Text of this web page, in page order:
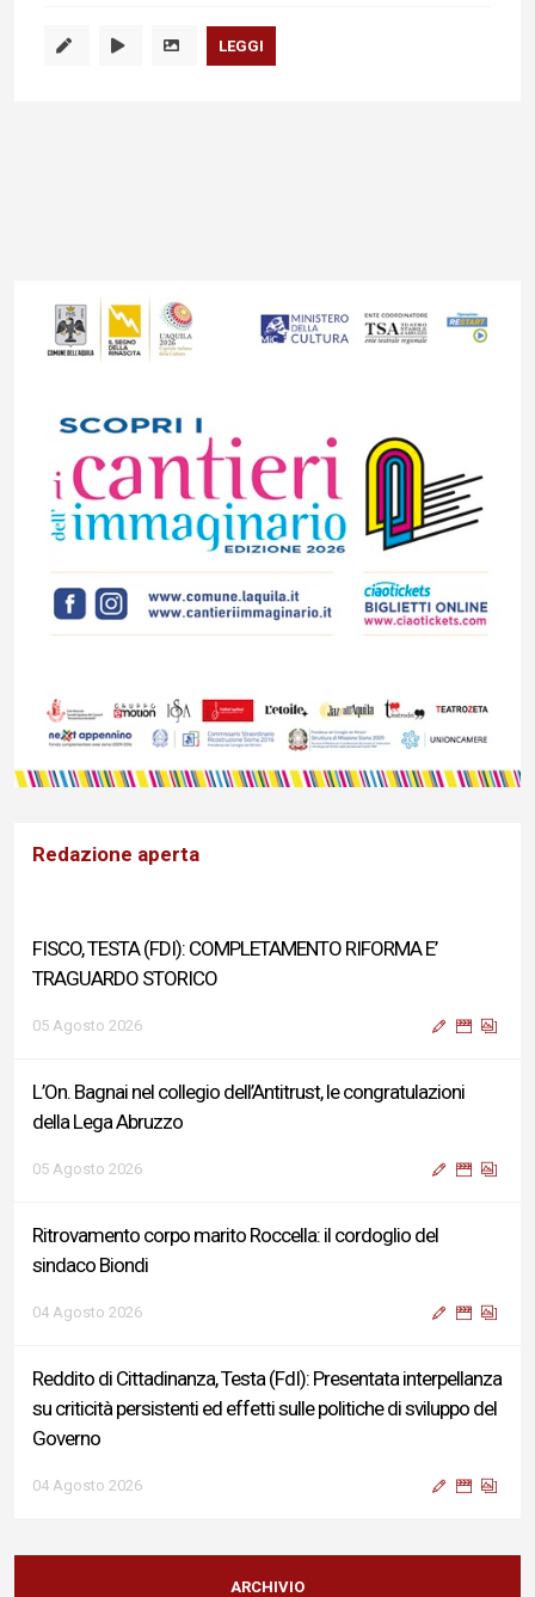
LEGGI
Redazione aperta
FISCO, TESTA (FDI): COMPLETAMENTO RIFORMA E’
TRAGUARDO STORICO
05 Agosto 2026
L’On. Bagnai nel collegio dell’Antitrust, le congratulazioni
della Lega Abruzzo
05 Agosto 2026
Ritrovamento corpo marito Roccella: il cordoglio del
sindaco Biondi
04 Agosto 2026
Reddito di Cittadinanza, Testa (FdI): Presentata interpellanza
su criticità persistenti ed effetti sulle politiche di sviluppo del
Governo
04 Agosto 2026
Sigismondi, Liris e Testa: “Profondo cordoglio e vicinanza al
Ministro Roccella e alla sua famiglia”
ARCHIVIO